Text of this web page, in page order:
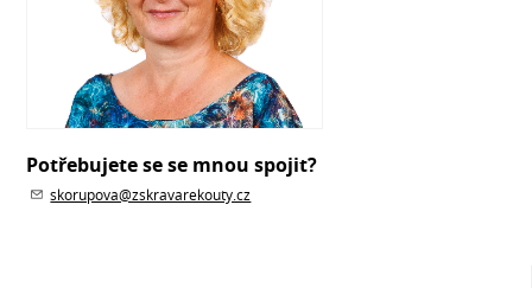
Potřebujete se se mnou spojit?
skorupova@zskravarekouty.cz